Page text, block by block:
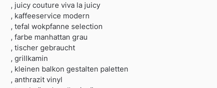
, juicy couture viva la juicy
, kaffeeservice modern
, tefal wokpfanne selection
, farbe manhattan grau
, tischer gebraucht
, grillkamin
, kleinen balkon gestalten paletten
, anthrazit vinyl